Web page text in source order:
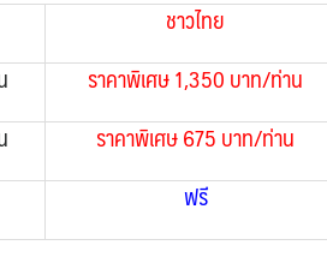
ชาวไทย
ราคาพิเศษ 1,350 บาท/ท่าน
ราคาพิเศษ 675 บาท/ท่าน
ฟรี